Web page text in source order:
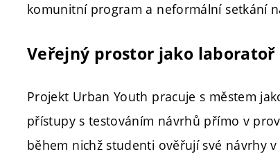
komunitní program a neformální setkání
Veřejný prostor jako laboratoř
Projekt Urban Youth pracuje s městem
přístupy s testováním návrhů přímo v
během nichž studenti ověřují své návrhy